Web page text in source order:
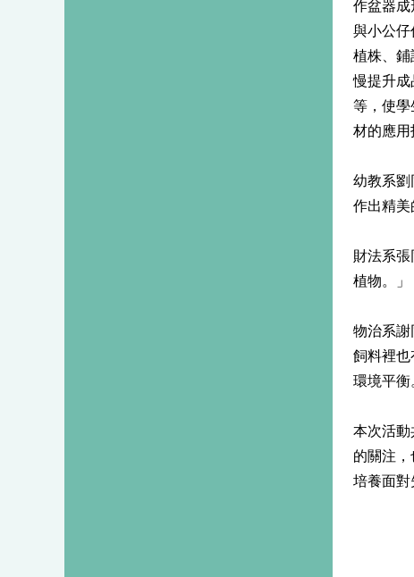
作盆器成
與小公仔
植株、鋪
慢提升成
等，使學
材的應用
幼教系劉
作出精美
財法系
植物。」
物治系謝
飼料裡也
環境平衡
本次活動
的關注
培養面對